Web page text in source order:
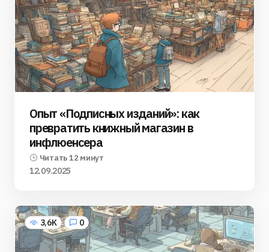
Опыт «Подписных изданий»: как
превратить книжный магазин в
инфлюенсера
Читать 12 минут
12.09.2025
3,6K 0